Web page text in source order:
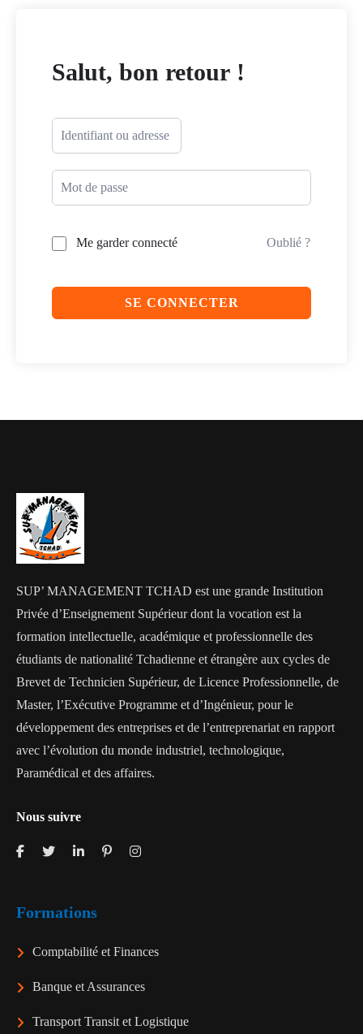
Salut, bon retour !
Me garder connecté Oublié ?
SE CONNECTER
SUP’ MANAGEMENT TCHAD est une grande Institution
Privée d’Enseignement Supérieur dont la vocation est la
formation intellectuelle, académique et professionnelle des
étudiants de nationalité Tchadienne et étrangère aux cycles de
Brevet de Technicien Supérieur, de Licence Professionnelle, de
Master, l’Exécutive Programme et d’Ingénieur, pour le
développement des entreprises et de l’entreprenariat en rapport
avec l’évolution du monde industriel, technologique,
Paramédical et des affaires.
Nous suivre
Formations
Comptabilité et Finances
Banque et Assurances
Transport Transit et Logistique